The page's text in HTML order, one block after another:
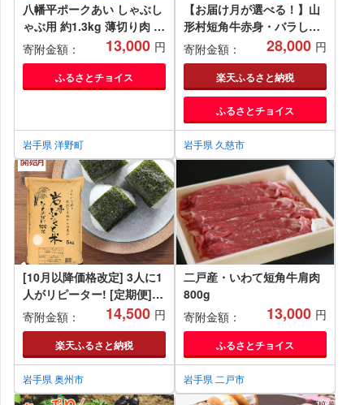
八幡平ポークあい しゃぶし
ゃぶ用 約1.3kg 薄切り肉 モ
モ バラ ロース 肩ロース 小
分け 詰め合わせ 計4パック
冷蔵配送
寄附金額： 13,000 円
ふるさとチョイス
岩手県 洋野町
【お届け月が選べる！】山
形村短角牛赤身・バラしゃ
ぶしゃぶセット
寄附金額： 28,000 円
楽天ふるさと納税
ふるさとチョイス
岩手県 久慈市
[10月以降価格改定] 3人に1
人がリピーター! [定期便]
5kg×2ヶ月〜12ヶ月 令和5
年産 新米 岩手県奥州市産ひ
とめぼれ 「岩手ふるさと
米」 ≪開始発送月が選べる
≫ 一等米 頒布会 東北有数
のお米の産地 [U0138]
寄附金額： 14,500 円
楽天ふるさと納税
岩手県 奥州市
二戸産・いわて短角牛肩肉
800g
寄附金額：
13,000 円
ふるさとチョイス
岩手県 二戸市